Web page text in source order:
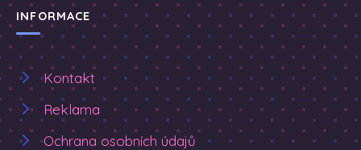
INFORMACE
Kontakt
Reklama
Ochrana osobních údajů